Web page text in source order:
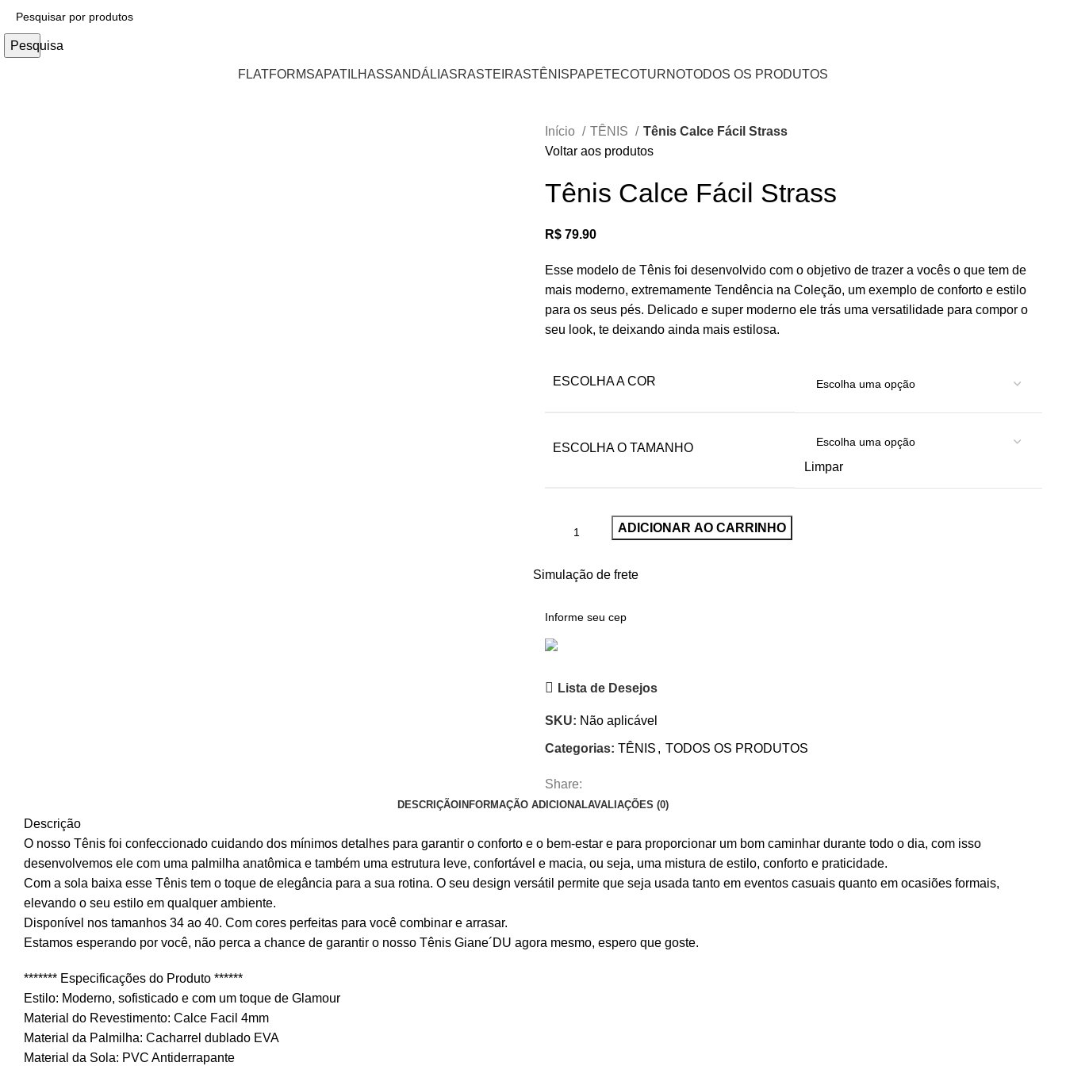
Pesquisa
FLATFORMSAPATILHASSANDÁLIASRASTEIRASTÊNISPAPETECOTURNOTODOS OS PRODUTOS
Início TÊNIS
Tênis Calce Fácil Strass
Voltar aos produtos
Tênis Calce Fácil Strass
R$ 79.90
Esse modelo de Tênis foi desenvolvido com o objetivo de trazer a vocês o que tem de
mais moderno, extremamente Tendência na Coleção, um exemplo de conforto e estilo
para os seus pés. Delicado e super moderno ele trás uma versatilidade para compor o
seu look, te deixando ainda mais estilosa.
ESCOLHA A COR
ESCOLHA O TAMANHO
Limpar
ADICIONAR AO CARRINHO
Simulação de frete
Lista de Desejos
SKU: Não aplicável
Categorias: TÊNIS , TODOS OS PRODUTOS
Share:
DESCRIÇÃO INFORMAÇÃO ADICIONALAVALIAÇÕES (0)
Descrição
O nosso Tênis foi confeccionado cuidando dos mínimos detalhes para garantir o conforto e o bem-estar e para proporcionar um bom caminhar durante todo o dia, com isso
desenvolvemos ele com uma palmilha anatômica e também uma estrutura leve, confortável e macia, ou seja, uma mistura de estilo, conforto e praticidade.
Com a sola baixa esse Tênis tem o toque de elegância para a sua rotina. O seu design versátil permite que seja usada tanto em eventos casuais quanto em ocasiões formais,
elevando o seu estilo em qualquer ambiente.
Disponível nos tamanhos 34 ao 40. Com cores perfeitas para você combinar e arrasar.
Estamos esperando por você, não perca a chance de garantir o nosso Tênis Giane´DU agora mesmo, espero que goste.
******* Especificações do Produto ******
Estilo: Moderno, sofisticado e com um toque de Glamour
Material do Revestimento: Calce Facil 4mm
Material da Palmilha: Cacharrel dublado EVA
Material da Sola: PVC Antiderrapante